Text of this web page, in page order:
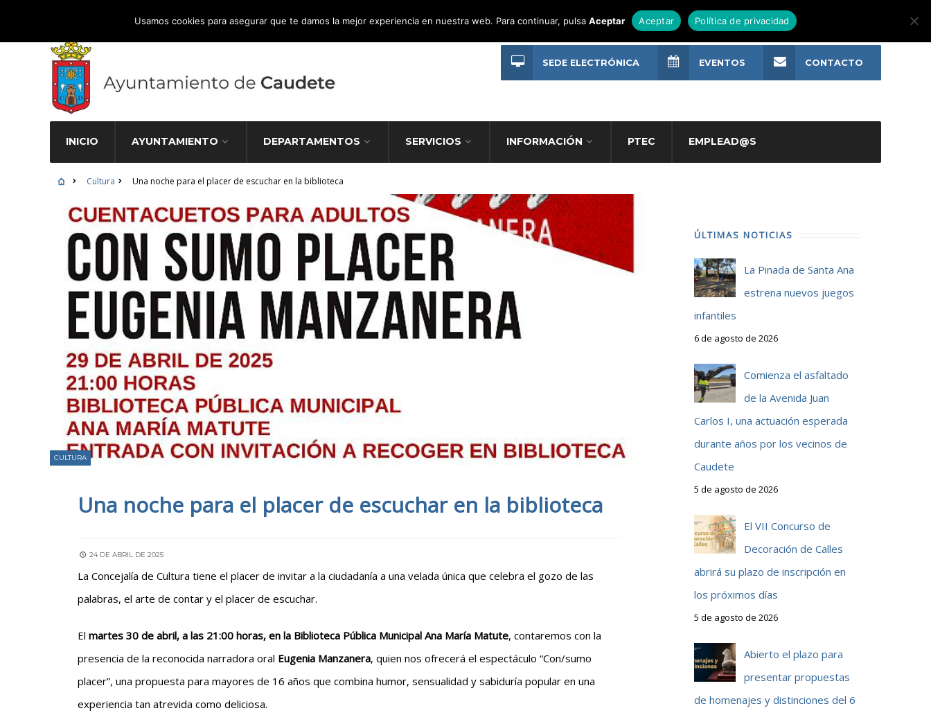
Atención Ciudadana 965 827 000
INICIO AYUNTAMIENTO DEPARTAMENTOS SERVICIOS INFORMACIÓN PTEC EMPLEAD@S
SEDE ELECTRÓNICA EVENTOS CONTACTO
Cultura Una noche para el placer de escuchar en la biblioteca
CULTURA
Una noche para el placer de escuchar en la biblioteca
24 DE ABRIL DE 2025
La Concejalía de Cultura tiene el placer de invitar a la ciudadanía a una velada única que celebra el gozo de las
palabras, el arte de contar y el placer de escuchar.
El martes 30 de abril, a las 21:00 horas, en la Biblioteca Pública Municipal Ana María Matute, contaremos con la
presencia de la reconocida narradora oral Eugenia Manzanera, quien nos ofrecerá el espectáculo “Con/sumo
placer”, una propuesta para mayores de 16 años que combina humor, sensualidad y sabiduría popular en una
experiencia tan atrevida como deliciosa.
ÚLTIMAS NOTICIAS
La Pinada de Santa Ana
estrena nuevos juegos
infantiles
6 de agosto de 2026
Comienza el asfaltado
de la Avenida Juan
Carlos I, una actuación esperada
durante años por los vecinos de
Caudete
5 de agosto de 2026
El VII Concurso de
Decoración de Calles
abrirá su plazo de inscripción en
los próximos días
5 de agosto de 2026
Abierto el plazo para
presentar propuestas
de homenajes y distinciones del 6
Usamos cookies para asegurar que te damos la mejor experiencia en nuestra web. Para continuar, pulsaAceptar Aceptar Política de privacidad